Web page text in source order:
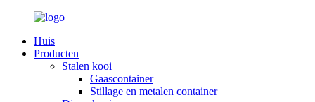
Huis
Producten
Stalen kooi
Gaascontainer
Stillage en metalen container